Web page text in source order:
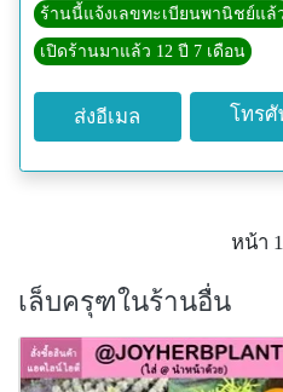
ร้านนี้แจ้งเลขทะเบียนพานิชย์แล้
เปิดร้านมาแล้ว 12 ปี 7 เดือน
ส่งอีเมล โทรศั
หน้า
เล็บครุฑในร้านอื่น